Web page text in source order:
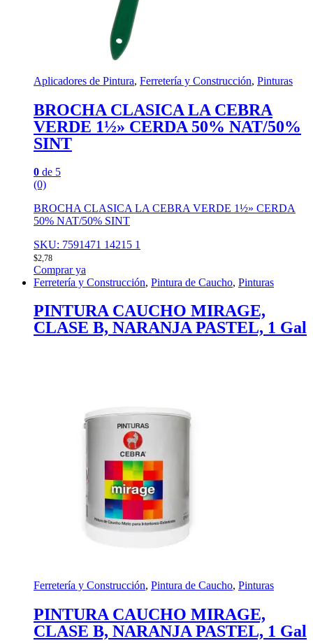
Aplicadores de Pintura, Ferretería y Construcción, Pinturas
BROCHA CLASICA LA CEBRA
VERDE 1½» CERDA 50% NAT/50%
SINT
0 de 5
(0)
BROCHA CLASICA LA CEBRA VERDE 1½» CERDA
50% NAT/50% SINT
SKU: 7591471 14215 1
$2,78
Comprar ya
Ferretería y Construcción, Pintura de Caucho, Pinturas
PINTURA CAUCHO MIRAGE,
CLASE B, NARANJA PASTEL, 1 Gal
Ferretería y Construcción, Pintura de Caucho, Pinturas
PINTURA CAUCHO MIRAGE,
CLASE B, NARANJA PASTEL, 1 Gal